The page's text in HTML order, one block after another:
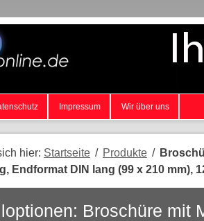
Impressum Wir über uns
hier: Startseite / Produkte /
Endformat DIN lang (99 x 210 mm),
Broschüre mit